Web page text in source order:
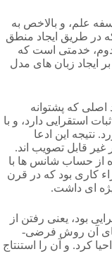
علم، و بالاخص به
در طریق ایجاد منطق
دوم، خدمتی است که
ایجاد زبان های مدل
که پشتوانه
استقرایی دارد، و با
نتیجه این ادعا
غیر قابل تصویب اند.
از حساب شانس ها با
کاری بود که در قرن
ای داشت.
بود، یعنی رفتن از
آن روش فرضی-
کرد. و آن را استنتاج